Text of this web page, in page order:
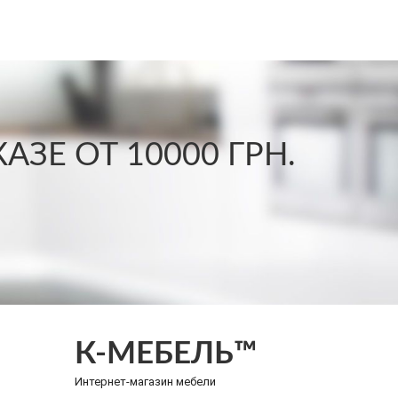
ОТ 10000 ГРН.
К-МЕБЕЛЬ™
Интернет-магазин мебели